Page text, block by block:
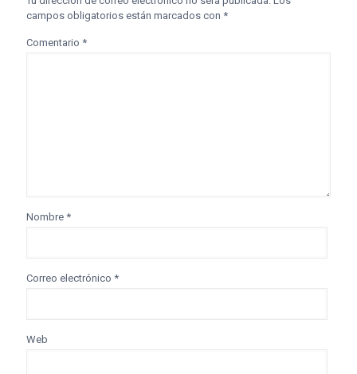
campos obligatorios están marcados con *
Comentario *
Nombre *
Correo electrónico *
Web